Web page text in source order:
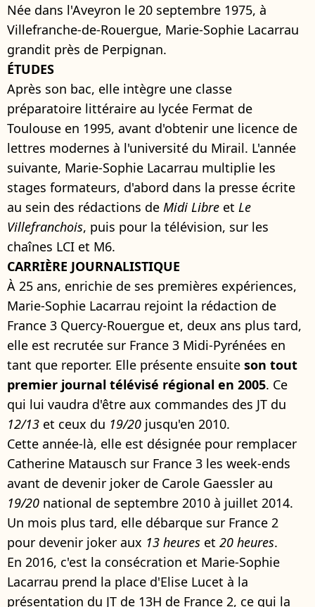
Née dans l'Aveyron le 20 septembre 1975, à
Villefranche-de-Rouergue, Marie-Sophie Lacarrau
grandit près de Perpignan.
ÉTUDES
Après son bac, elle intègre une classe
préparatoire littéraire au lycée Fermat de
Toulouse en 1995, avant d'obtenir une licence de
lettres modernes à l'université du Mirail. L'année
suivante, Marie-Sophie Lacarrau multiplie les
stages formateurs, d'abord dans la presse écrite
au sein des rédactions de Midi Libre et Le
Villefranchois, puis pour la télévision, sur les
chaînes LCI et M6.
CARRIÈRE JOURNALISTIQUE
À 25 ans, enrichie de ses premières expériences,
Marie-Sophie Lacarrau rejoint la rédaction de
France 3 Quercy-Rouergue et, deux ans plus tard,
elle est recrutée sur France 3 Midi-Pyrénées en
tant que reporter. Elle présente ensuite son tout
premier journal télévisé régional en 2005. Ce
qui lui vaudra d'être aux commandes des JT du
12/13 et ceux du 19/20 jusqu'en 2010.
Cette année-là, elle est désignée pour remplacer
Catherine Matausch sur France 3 les week-ends
avant de devenir joker de Carole Gaessler au
19/20 national de septembre 2010 à juillet 2014.
Un mois plus tard, elle débarque sur France 2
pour devenir joker aux 13 heures et 20 heures.
En 2016, c'est la consécration et Marie-Sophie
Lacarrau prend la place d'Elise Lucet à la
présentation du JT de 13H de France 2, ce qui la